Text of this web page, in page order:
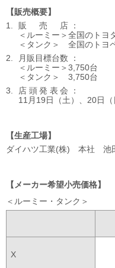
販売概要
販売店
ルーミー
全国のトヨ
タンク
全国のトヨ
月販目標台数
ルーミー
3,750台
タンク
3,750台
店頭発表会
11月19日（土）、20日（
生産工場
ダイハツ工業(株) 本社 池
メーカー希望小売価格
ルーミー・タンク
X